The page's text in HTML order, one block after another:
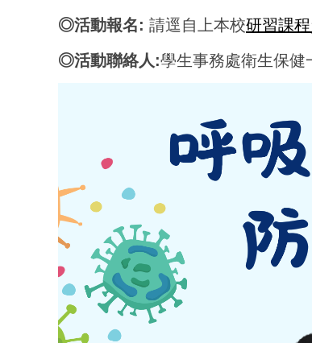
◎活動報名: 請逕自上本校研習課
◎活動聯絡人:學生事務處衛生保健